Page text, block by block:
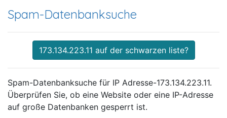
Spam-Datenbanksuche
173.134.223.11 auf der schwarzen liste?
Spam-Datenbanksuche für IP Adresse-173.134.223.11.
Überprüfen Sie, ob eine Website oder eine IP-Adresse
auf große Datenbanken gesperrt ist.